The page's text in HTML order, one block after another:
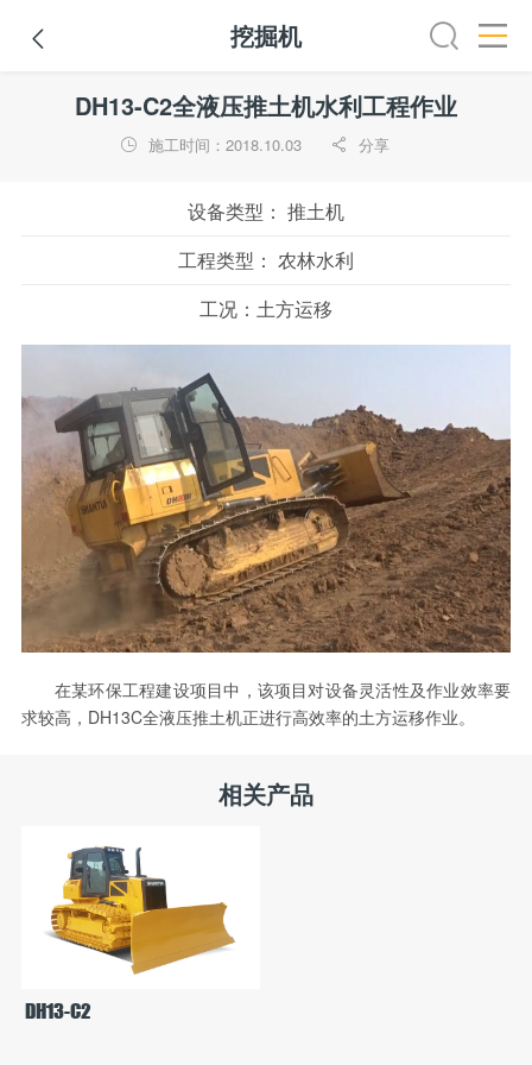
 挖掘机
平地机 装载机 挖掘机 铣刨机 摊铺机
DH13-C2全液压推土机水利工程作业
 施工时间：2018.10.03  分享
设备类型： 推土机
工程类型： 农林水利
工况： 土方运移
在某环保工程建设项目中，该项目对设备灵活性及作业效率要
求较高，DH13C全液压推土机正进行高效率的土方运移作业。
相关产品
DH13-C2